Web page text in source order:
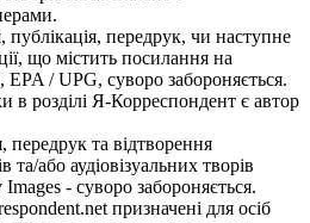
публікація, передрук, чи наступне
що містить посилання на
EPA / UPG, суворо забороняється.
в розділі Я-Корреспондент є автор
передрук та відтворення
та/або аудіовізуальних творів
- суворо забороняється.
призначені для осіб